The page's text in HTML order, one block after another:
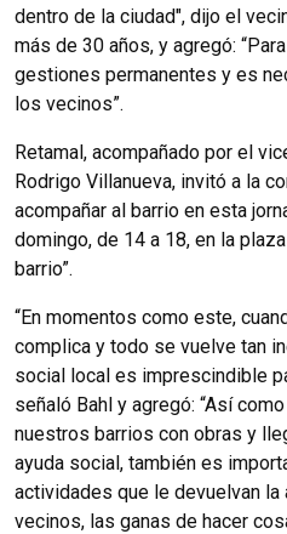
dentro de la ciudad", dijo el
más de 30 años, y agregó:
gestiones permanentes y es
los vecinos”.
Retamal, acompañado por el
Rodrigo Villanueva, invitó a la
acompañar al barrio en esta
domingo, de 14 a 18, en la
barrio”.
“En momentos como este,
complica y todo se vuelve tan
social local es imprescindible
señaló Bahl y agregó: “Así
nuestros barrios con obras y
ayuda social, también es
actividades que le devuelvan
vecinos, las ganas de hacer